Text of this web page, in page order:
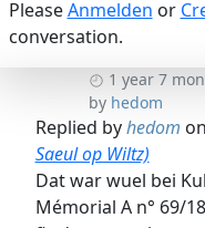
PleaseAnmelden or
conversation.
1 year 7
by hedom
Replied byhedom
Saeul op Wiltz)
Dat war wuel bei
Mémorial A n° 69/